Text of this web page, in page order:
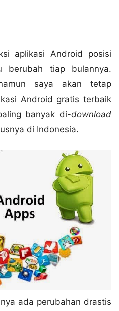
aplikasi Android posisi
berubah tiap bulannya.
saya akan tetap
Android gratis terbaik
banyak di-download
di Indonesia.
ada perubahan drastis